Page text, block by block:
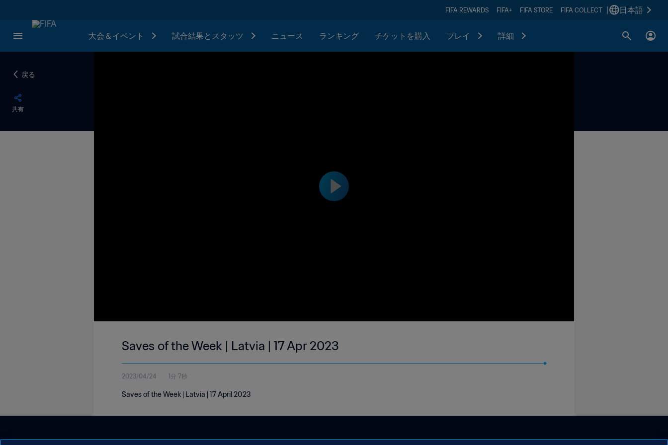
FIFA REWARDS FIFA+ FIFA STORE FIFA COLLECT 日本語
大会＆イベント 試合結果とスタッツ ニュース ランキング チケットを購入 プレイ 詳細
戻る
共有
Saves of the Week | Latvia | 17 Apr 2023
2023/04/24 1分 7秒
Saves of the Week | Latvia | 17 April 2023